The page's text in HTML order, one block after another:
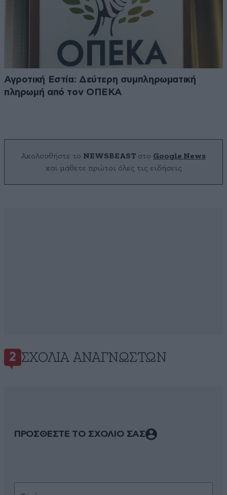
Αγροτική Εστία: Δεύτερη συμπληρωματική
πληρωμή από τον ΟΠΕΚΑ
Ακολουθήστε το NEWSBEAST στο Google News
και μάθετε πρώτοι όλες τις ειδήσεις
2 ΣΧΌΛΙΑ ΑΝΑΓΝΩΣΤΏΝ
ΠΡΟΣΘΕΣΤΕ ΤΟ ΣΧΟΛΙΟ ΣΑΣ